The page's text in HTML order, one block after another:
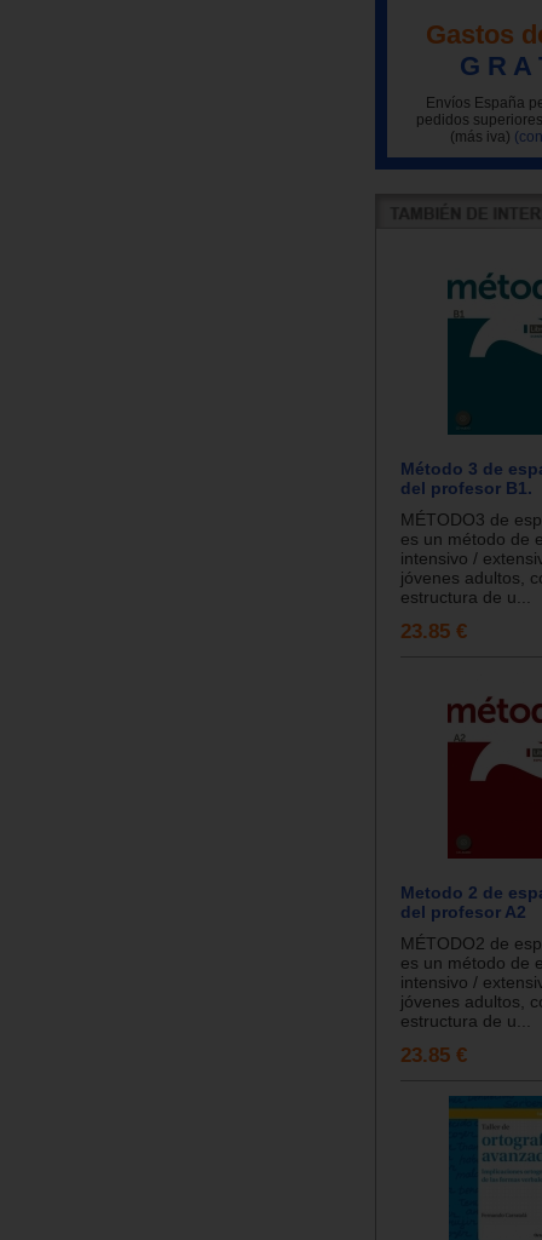
Gastos
G R A
Envíos España
pedidos
(más iva)
Método 3 de
del profesor B1.
MÉTODO3 de
es un método de
intensivo /
jóvenes adultos,
estructura de u...
23.85 €
Metodo 2 de
del profesor A2
MÉTODO2 de
es un método de
intensivo /
jóvenes adultos,
estructura de u...
23.85 €